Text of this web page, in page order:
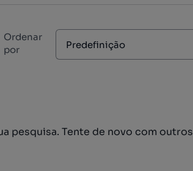
Ordenar
por
Predefinição
pesquisa. Tente de novo com outros